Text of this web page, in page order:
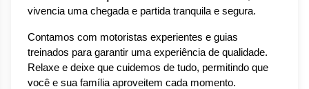
vivencia uma chegada e partida tranquila e segura.
Contamos com motoristas experientes e guias
treinados para garantir uma experiência de qualidade.
Relaxe e deixe que cuidemos de tudo, permitindo que
você e sua família aproveitem cada momento.